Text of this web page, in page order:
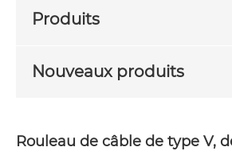
Produits
Nouveaux produits
Rouleau de câble de type V,